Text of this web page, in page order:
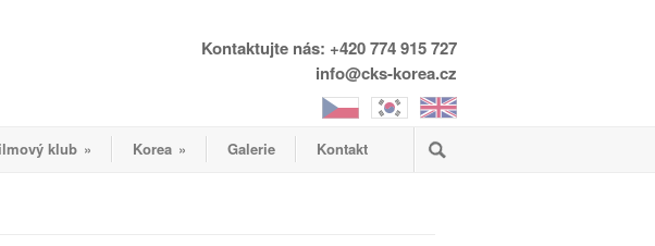
Kontaktujte nás: +420 774 915 727
info@cks-korea.cz
klub » Korea » Galerie Kontakt